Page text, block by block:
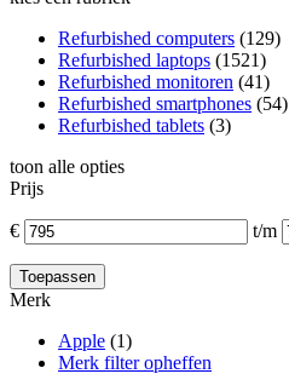
Refurbished computers (129)
Refurbished laptops (1521)
Refurbished monitoren (41)
Refurbished smartphones (54)
Refurbished tablets (3)
toon alle opties
Prijs
€ t/m
Merk
Apple (1)
Merk filter opheffen